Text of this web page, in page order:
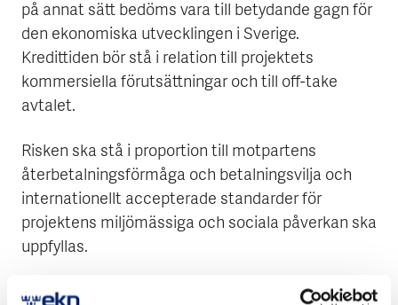
på annat sätt bedöms vara till betydande gagn för
den ekonomiska utvecklingen i Sverige.
Kredittiden bör stå i relation till projektets
kommersiella förutsättningar och till off-take
avtalet.
Risken ska stå i proportion till motpartens
återbetalningsförmåga och betalningsvilja och
internationellt accepterade standarder för
projektens miljömässiga och sociala påverkan ska
uppfyllas.
Som råvara definieras obearbetad eller delvis